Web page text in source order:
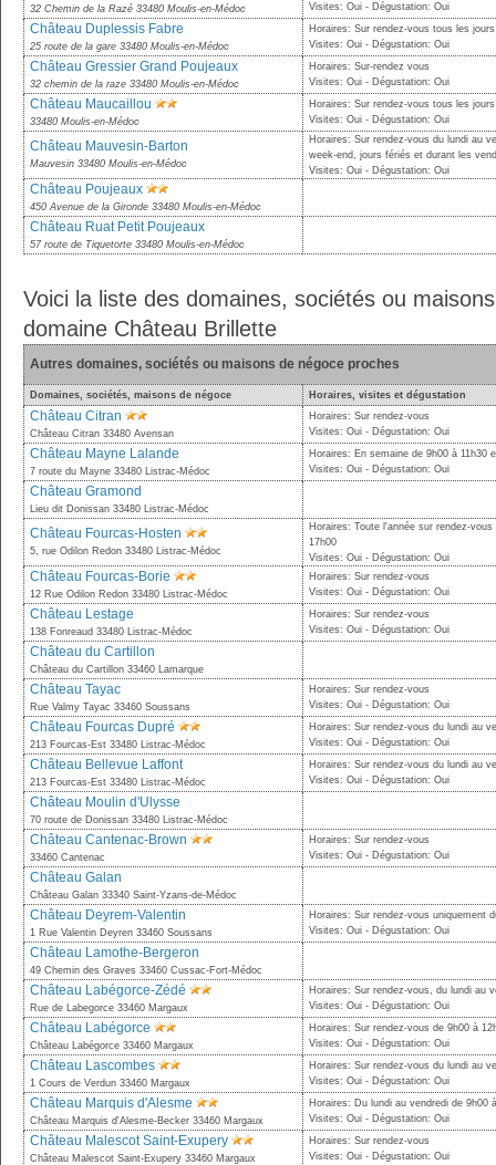
32 Chemin de la Razé 33480 Moulis-en-Médoc
Visites: Oui - Dégustation: Oui
Château Duplessis Fabre
25 route de la gare 33480 Moulis-en-Médoc
Horaires: Sur rendez-vous tous les jours
Visites: Oui - Dégustation: Oui
Château Gressier Grand Poujeaux
32 chemin de la raze 33480 Moulis-en-Médoc
Horaires: Sur-rendez vous
Visites: Oui - Dégustation: Oui
Château Maucaillou
33480 Moulis-en-Médoc
Horaires: Sur rendez-vous tous les jours
Visites: Oui - Dégustation: Oui
Château Mauvesin-Barton
Mauvesin 33480 Moulis-en-Médoc
Horaires: Sur rendez-vous du lundi au
week-end, jours fériés et durant les
Visites: Oui - Dégustation: Oui
Château Poujeaux
450 Avenue de la Gironde 33480 Moulis-en-Médoc
Château Ruat Petit Poujeaux
57 route de Tiquetorte 33480 Moulis-en-Médoc
Voici la liste des domaines, sociétés ou
domaine Château Brillette
Autres domaines, sociétés ou maisons de négoce proches
Domaines, sociétés, maisons de négoce Horaires, visites et dégustation
Château Citran
Château Citran 33480 Avensan
Horaires: Sur rendez-vous
Visites: Oui - Dégustation: Oui
Château Mayne Lalande
7 route du Mayne 33480 Listrac-Médoc
Horaires: En semaine de 9h00 à 11h30
Visites: Oui - Dégustation: Oui
Château Gramond
Lieu dit Donissan 33480 Listrac-Médoc
Château Fourcas-Hosten
5, rue Odilon Redon 33480 Listrac-Médoc
Horaires: Toute l'année sur rendez-
17h00
Visites: Oui - Dégustation: Oui
Château Fourcas-Borie
12 Rue Odilon Redon 33480 Listrac-Médoc
Horaires: Sur rendez-vous
Visites: Oui - Dégustation: Oui
Château Lestage
138 Fonreaud 33480 Listrac-Médoc
Horaires: Sur rendez-vous
Visites: Oui - Dégustation: Oui
Château du Cartillon
Château du Cartillon 33460 Lamarque
Château Tayac
Rue Valmy Tayac 33460 Soussans
Horaires: Sur rendez-vous
Visites: Oui - Dégustation: Oui
Château Fourcas Dupré
213 Fourcas-Est 33480 Listrac-Médoc
Horaires: Sur rendez-vous du lundi au
Visites: Oui - Dégustation: Oui
Château Bellevue Laffont
213 Fourcas-Est 33480 Listrac-Médoc
Horaires: Sur rendez-vous du lundi au
Visites: Oui - Dégustation: Oui
Château Moulin d'Ulysse
70 route de Donissan 33480 Listrac-Médoc
Château Cantenac-Brown
33460 Cantenac
Horaires: Sur rendez-vous
Visites: Oui - Dégustation: Oui
Château Galan
Château Galan 33340 Saint-Yzans-de-Médoc
Château Deyrem-Valentin
1 Rue Valentin Deyren 33460 Soussans
Horaires: Sur rendez-vous uniquement
Visites: Oui - Dégustation: Oui
Château Lamothe-Bergeron
49 Chemin des Graves 33460 Cussac-Fort-Médoc
Château Labégorce-Zédé
Rue de Labegorce 33460 Margaux
Horaires: Sur rendez-vous, du lundi au
Visites: Oui - Dégustation: Oui
Château Labégorce
Château Labégorce 33460 Margaux
Horaires: Sur rendez-vous de 9h00 à
Visites: Oui - Dégustation: Oui
Château Lascombes
1 Cours de Verdun 33460 Margaux
Horaires: Sur rendez-vous du lundi au
Visites: Oui - Dégustation: Oui
Château Marquis d'Alesme
Château Marquis d'Alesme-Becker 33460 Margaux
Horaires: Du lundi au vendredi de 9h00
Visites: Oui - Dégustation: Oui
Château Malescot Saint-Exupery
Château Malescot Saint-Exupery 33460 Margaux
Horaires: Sur rendez-vous
Visites: Oui - Dégustation: Oui